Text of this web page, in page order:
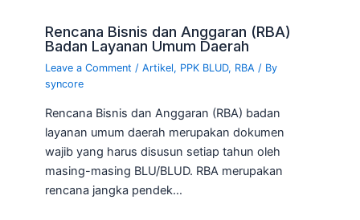
Rencana Bisnis dan Anggaran (RBA)
Badan Layanan Umum Daerah
Leave a Comment /Artikel, PPK BLUD, RBA / By
syncore
Rencana Bisnis dan Anggaran (RBA) badan
layanan umum daerah merupakan dokumen
wajib yang harus disusun setiap tahun oleh
masing-masing BLU/BLUD. RBA merupakan
rencana jangka pendek…